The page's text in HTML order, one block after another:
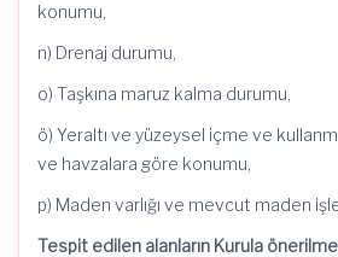
konumu,
n) Drenaj durumu,
o) Taşkına maruz kalma durumu,
ö) Yeraltı ve yüzeysel içme ve
ve havzalara göre konumu,
p) Maden varlığı ve mevcut maden
Tespit edilen alanların Kurula